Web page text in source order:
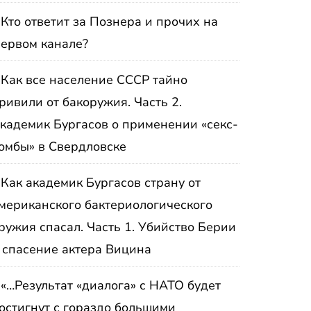
Кто ответит за Познера и прочих на
канале?
Как все население СССР тайно
от бакоружия. Часть 2.
Бургасов о применении «секс-
в Свердловске
Как академик Бургасов страну от
бактериологического
спасал. Часть 1. Убийство Берии
актера Вицина
«…Результат «диалога» с НАТО будет
с гораздо большими